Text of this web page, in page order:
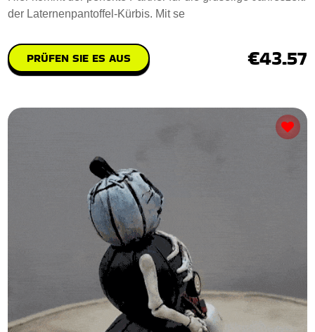
der Laternenpantoffel-Kürbis. Mit se
PRÜFEN SIE ES AUS €43.57